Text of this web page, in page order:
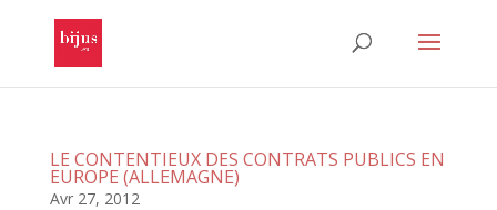
LE CONTENTIEUX DES CONTRATS PUBLICS EN
EUROPE (ALLEMAGNE)
Avr 27, 2012